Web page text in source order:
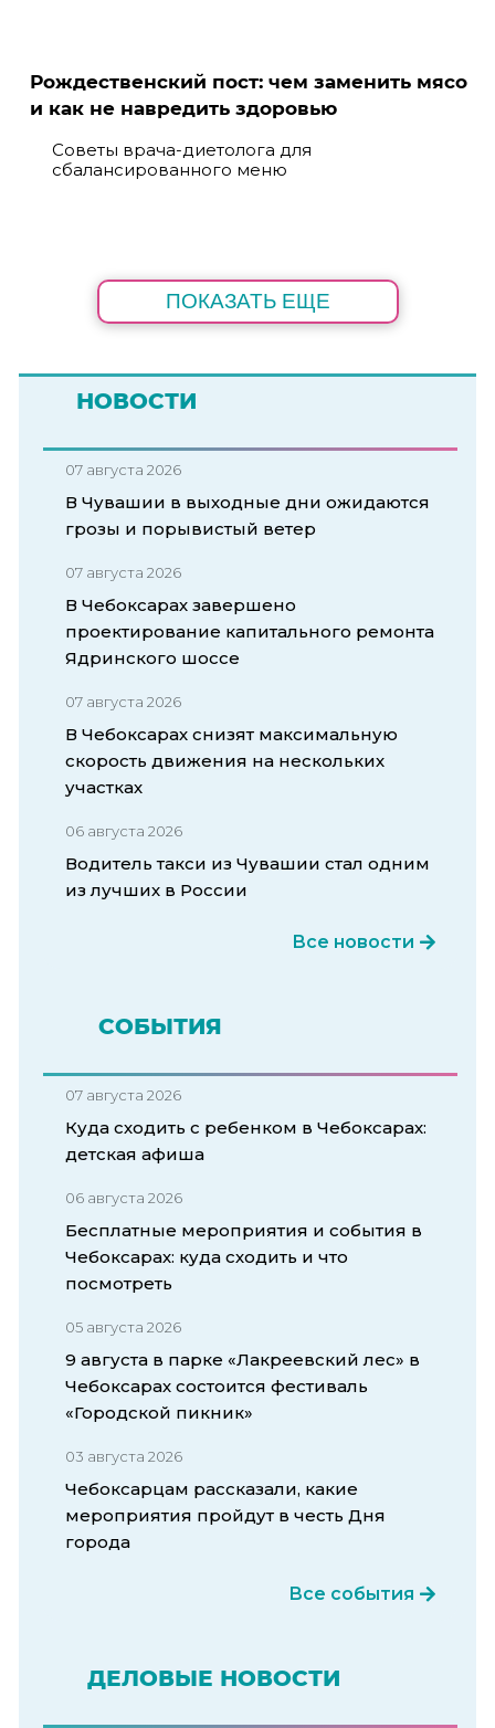
Рождественский пост: чем заменить мясо
и как не навредить здоровью
Советы врача-диетолога для
сбалансированного меню
ПОКАЗАТЬ ЕЩЕ
НОВОСТИ
07 августа 2026
В Чувашии в выходные дни ожидаются
грозы и порывистый ветер
07 августа 2026
В Чебоксарах завершено
проектирование капитального ремонта
Ядринского шоссе
07 августа 2026
В Чебоксарах снизят максимальную
скорость движения на нескольких
участках
06 августа 2026
Водитель такси из Чувашии стал одним
из лучших в России
Все новости
СОБЫТИЯ
07 августа 2026
Куда сходить с ребенком в Чебоксарах:
детская афиша
06 августа 2026
Бесплатные мероприятия и события в
Чебоксарах: куда сходить и что
посмотреть
05 августа 2026
9 августа в парке «Лакреевский лес» в
Чебоксарах состоится фестиваль
«Городской пикник»
03 августа 2026
Чебоксарцам рассказали, какие
мероприятия пройдут в честь Дня
города
Все события
ДЕЛОВЫЕ НОВОСТИ